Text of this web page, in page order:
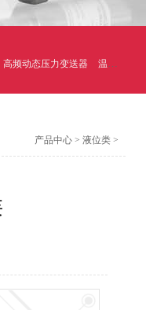
高频动态压力变送器 温压一体式压力传感器
产品中心 >液位类 >